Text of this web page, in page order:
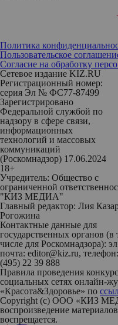
Политика
Пользовательское
Согласие на обработку
Сетевое издание KIZ.RU
Регистрационный номер:
серия Эл № ФС77-87499
Зарегистрировано
Федеральной службой по
надзору в сфере связи,
информационных
технологий и массовых
коммуникаций
(Роскомнадзор) 17.06.2024
18+
Учредитель: Общество с
ограниченной
"КИЗ МЕДИА"
Главный редактор: Лия
Рогожина
Контактные данные для
государственных органов (в
числе для Роскомнадзора):
почта: editor@kiz.ru,
(495) 22 39 888
Правила проведения
социальных сетях онлайн-
«Красота&Здоровье» по
Copyright (с) ООО «КИЗ
воспроизведение
воспрещается.